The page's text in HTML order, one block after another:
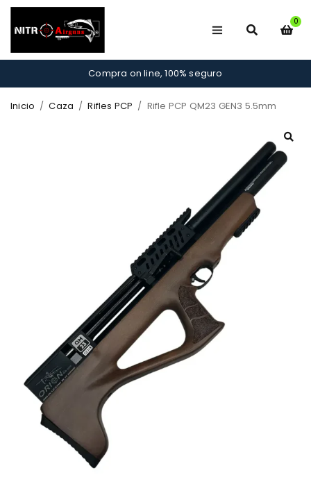
0
Compra on line, 100% seguro
Inicio / Caza / Rifles PCP / Rifle PCP QM23 GEN3 5.5mm